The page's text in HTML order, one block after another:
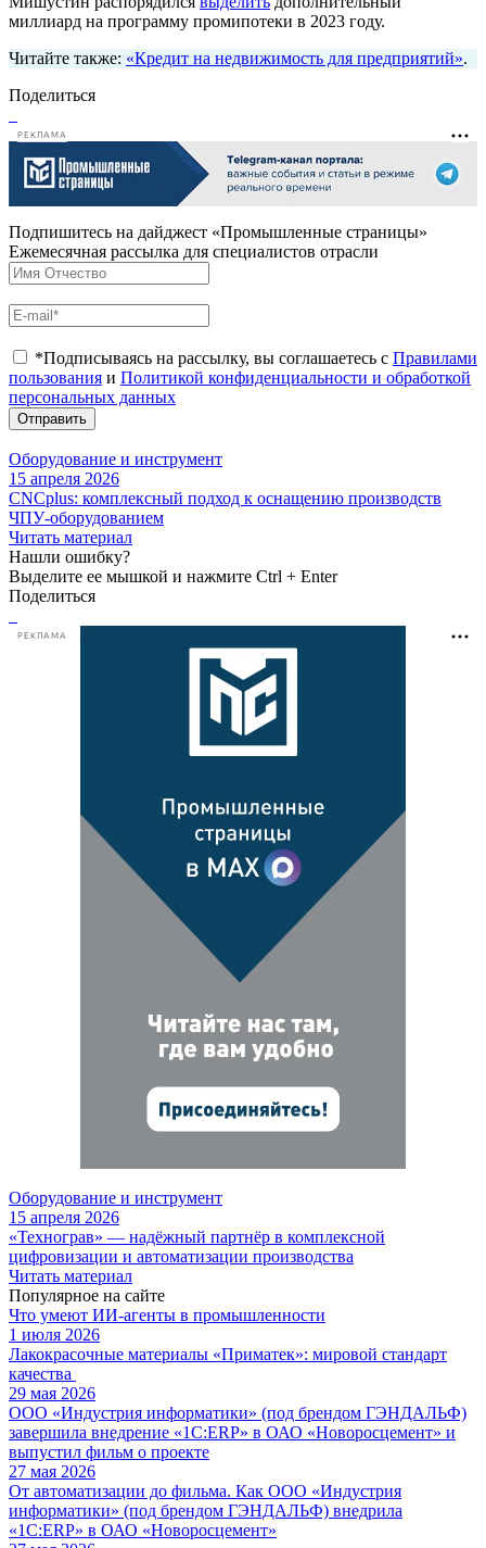
миллиард на программу промипотеки в 2023 году.
Читайте также: «Кредит на недвижимость для предприятий».
Поделиться
РЕКЛАМА
Подпишитесь на дайджест «Промышленные страницы»
Ежемесячная рассылка для специалистов отрасли
*Подписываясь на рассылку, вы соглашаетесь с Правилами
пользования и Политикой конфиденциальности и обработкой
персональных данных
Отправить
Оборудование и инструмент
15 апреля 2026
CNCplus: комплексный подход к оснащению производств
ЧПУ-оборудованием
Читать материал
Нашли ошибку?
Выделите ее мышкой и нажмите Ctrl + Enter
Поделиться
РЕКЛАМА
Оборудование и инструмент
15 апреля 2026
«Технограв» — надёжный партнёр в комплексной
цифровизации и автоматизации производства
Читать материал
Популярное на сайте
Что умеют ИИ-агенты в промышленности
1 июля 2026
Лакокрасочные материалы «Приматек»: мировой стандарт
качества
29 мая 2026
ООО «Индустрия информатики» (под брендом ГЭНДАЛЬФ)
завершила внедрение «1С:ERP» в ОАО «Новоросцемент» и
выпустил фильм о проекте
27 мая 2026
От автоматизации до фильма. Как ООО «Индустрия
информатики» (под брендом ГЭНДАЛЬФ) внедрила
«1С:ERP» в ОАО «Новоросцемент»